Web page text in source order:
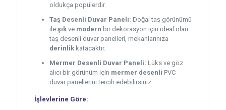
oldukça popülerdir.
Taş Desenli Duvar Paneli: Doğal taş görünümü
ile şıkve modern bir dekorasyon için ideal olan
taş desenli duvar panelleri, mekanlarınıza
derinlikkatacaktır.
Mermer Desenli Duvar Paneli: Lüks ve göz
alıcı bir görünüm için mermer desenli PVC
duvar panellerini tercih edebilirsiniz.
İşlevlerine Göre: